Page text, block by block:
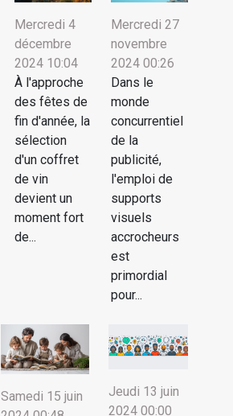
Mercredi 4
décembre
2024 10:04
À l'approche
des fêtes de
fin d'année, la
sélection
d'un coffret
de vin
devient un
moment fort
de...
Mercredi 27
novembre
2024 00:26
Dans le
monde
concurrentiel
de la
publicité,
l'emploi de
supports
visuels
accrocheurs
est
primordial
pour...
Samedi 15 juin
Jeudi 13 juin
2024 00:00